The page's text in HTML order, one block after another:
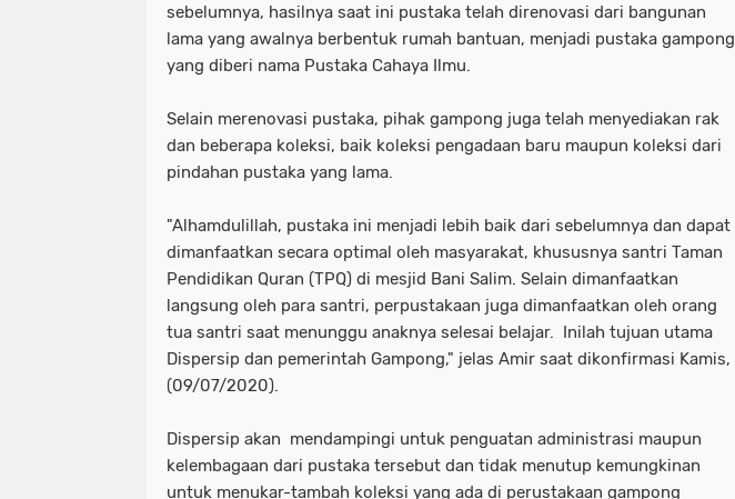
sebelumnya, hasilnya saat ini pustaka telah direnovasi dari bangunan
lama yang awalnya berbentuk rumah bantuan, menjadi pustaka gampong
yang diberi nama Pustaka Cahaya Ilmu.
Selain merenovasi pustaka, pihak gampong juga telah menyediakan rak
dan beberapa koleksi, baik koleksi pengadaan baru maupun koleksi dari
pindahan pustaka yang lama.
"Alhamdulillah, pustaka ini menjadi lebih baik dari sebelumnya dan dapat
dimanfaatkan secara optimal oleh masyarakat, khususnya santri Taman
Pendidikan Quran (TPQ) di mesjid Bani Salim. Selain dimanfaatkan
langsung oleh para santri, perpustakaan juga dimanfaatkan oleh orang
tua santri saat menunggu anaknya selesai belajar. Inilah tujuan utama
Dispersip dan pemerintah Gampong," jelas Amir saat dikonfirmasi Kamis,
(09/07/2020).
Dispersip akan mendampingi untuk penguatan administrasi maupun
kelembagaan dari pustaka tersebut dan tidak menutup kemungkinan
untuk menukar-tambah koleksi yang ada di perustakaan gampong